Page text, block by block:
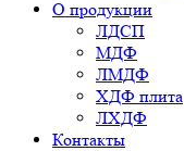
О продукции
ЛДСП
МДФ
ЛМДФ
ХДФ плита
ЛХДФ
Контакты